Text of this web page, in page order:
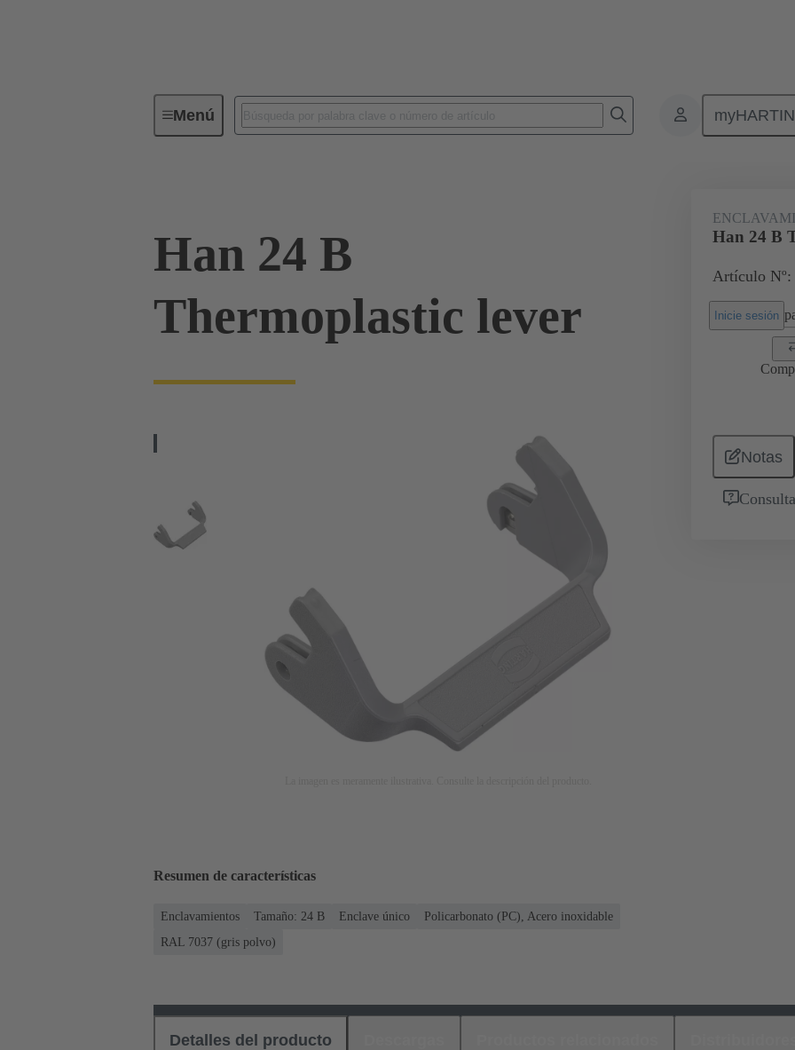
MenúConectores industriales / Han® Accesorios Sistemas de
Han 24 B
Thermoplastic lever
Han 24 B
Artículo Nº:
Inicie sesión
Notas
Resumen de características
Enclavamientos Tamaño: 24 B Enclave único
Policarbonato (PC), Acero inoxidable
RAL 7037 (gris polvo)
Detalles del producto